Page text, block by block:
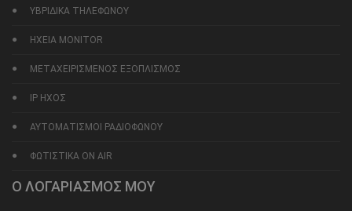
ΥΒΡΙΔΙΚΑ ΤΗΛΕΦΩΝΟΥ
ΗΧΕΙΑ MONITOR
ΜΕΤΑΧΕΙΡΙΣΜΕΝΟΣ ΕΞΟΠΛΙΣΜΟΣ
IP ΗΧΟΣ
ΑΥΤΟΜΑΤΙΣΜΟΙ ΡΑΔΙΟΦΩΝΟΥ
ΦΩΤΙΣΤΙΚΑ ON AIR
Ο ΛΟΓΑΡΙΑΣΜΟΣ ΜΟΥ